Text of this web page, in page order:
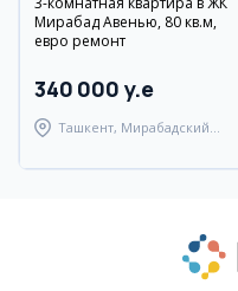
Мирабад Авенью, 80 кв.м,
евро ремонт
340 000 y.e
Ташкент, Мирабадский